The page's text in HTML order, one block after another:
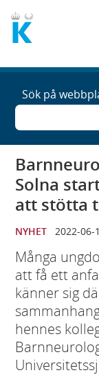
Sök på
Solna
att stötta
NYHET 2022-06-
Många
att få ett
känner sig
hennes